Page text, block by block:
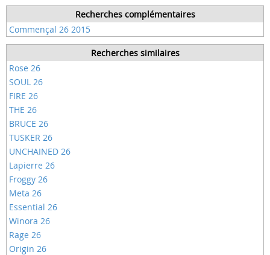
Recherches complémentaires
Commençal 26 2015
Recherches similaires
Rose 26
SOUL 26
FIRE 26
THE 26
BRUCE 26
TUSKER 26
UNCHAINED 26
Lapierre 26
Froggy 26
Meta 26
Essential 26
Winora 26
Rage 26
Origin 26